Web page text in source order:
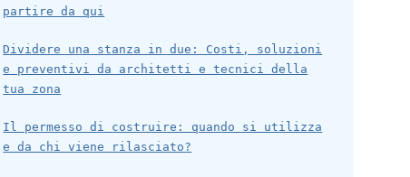
partire da qui
Dividere una stanza in due: Costi, soluzioni
e preventivi da architetti e tecnici della
tua zona
Il permesso di costruire: quando si utilizza
e da chi viene rilasciato?